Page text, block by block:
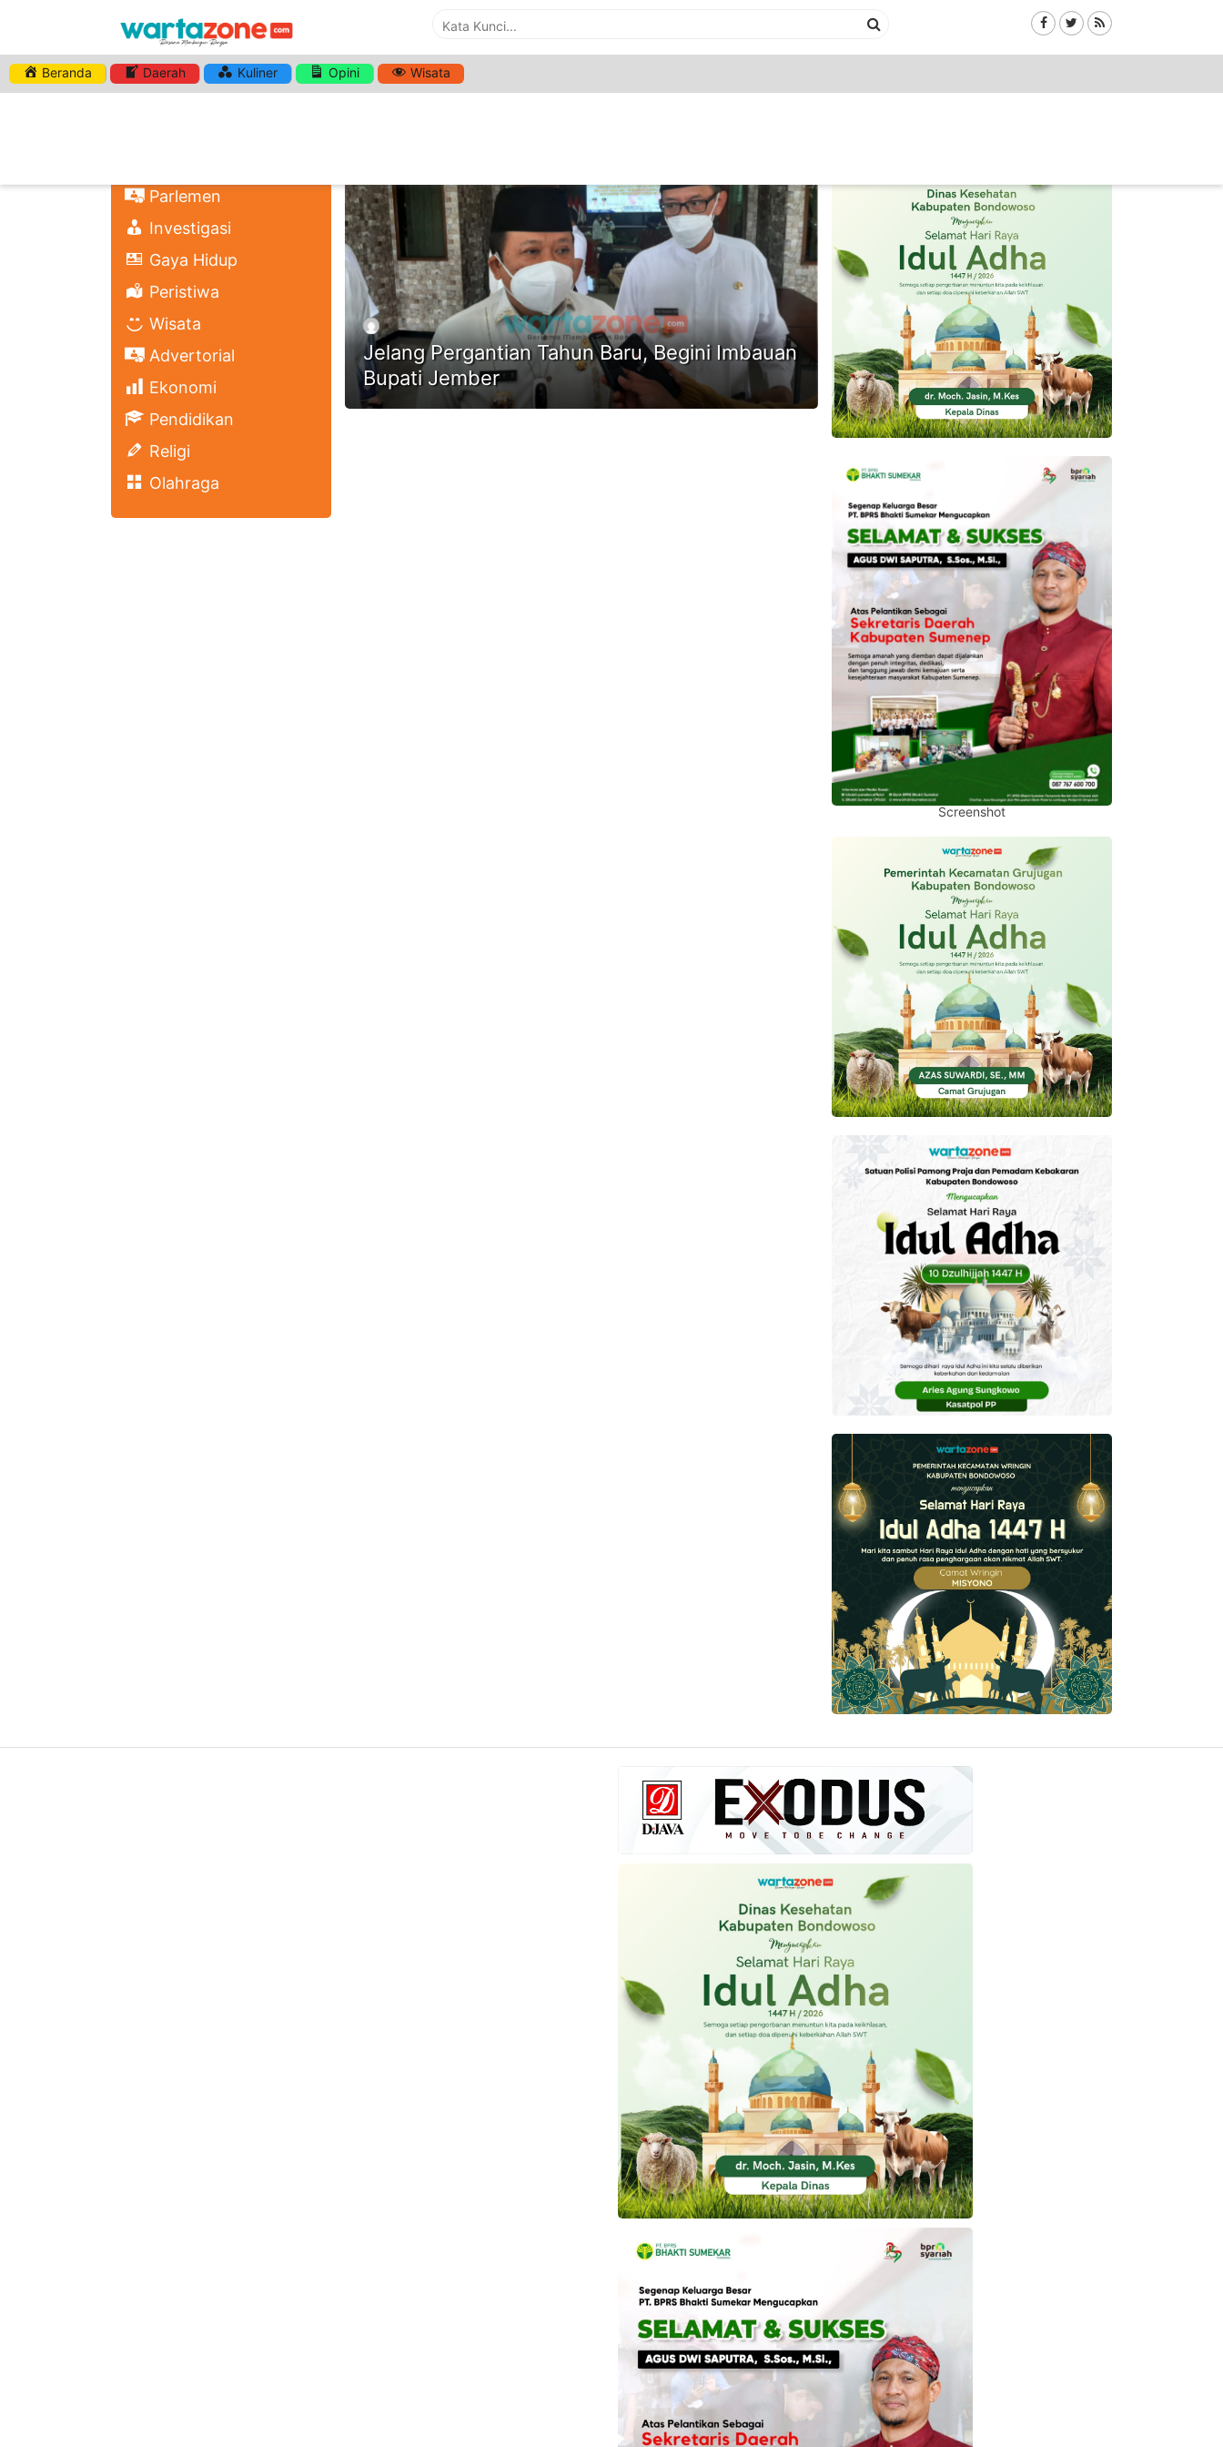
Beranda Daerah Kuliner Opini Wisata
Parlemen
Investigasi
Gaya Hidup
Peristiwa
Wisata
Advertorial
Ekonomi
Pendidikan
Religi
Olahraga
HASHTAG:PEMBATASAN TEMPAT WISATA JEMBER
Jelang Pergantian Tahun Baru, Begini Imbauan
Bupati Jember
Screenshot